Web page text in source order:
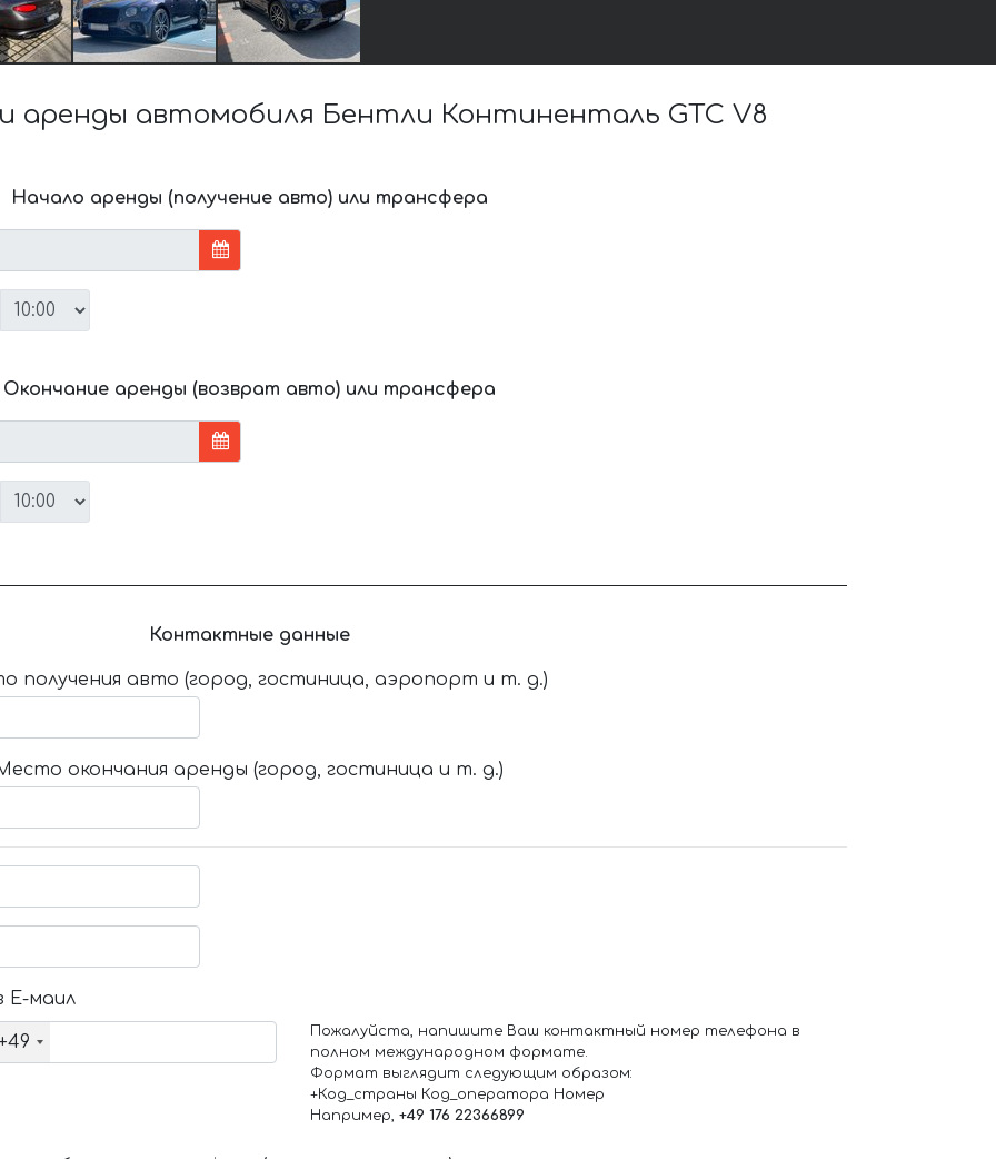
аренды автомобиля Бентли Континенталь GTC V8
Начало аренды (получение авто) или трансфера
Окончание аренды (возврат авто) или трансфера
Контактные данные
получения авто (город, гостиница, аэропорт и т. д.)
окончания аренды (город, гостиница и т. д.)
Е-маил
Пожалуйста, напишите Ваш контактный номер телефона в
полном международном формате.
Формат выглядит следующим образом:
+Код_страны Код_оператора Номер
Например, +49 176 22366899